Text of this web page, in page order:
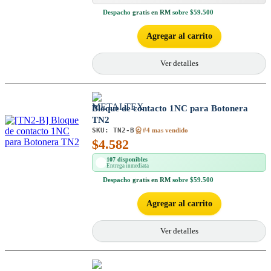
Despacho gratis en RM sobre $59.500
Agregar al carrito
Ver detalles
Bloque de contacto 1NC para Botonera
TN2
SKU: TN2-B #4 mas vendido
$4.582
107 disponibles
Entrega inmediata
Despacho gratis en RM sobre $59.500
Agregar al carrito
Ver detalles